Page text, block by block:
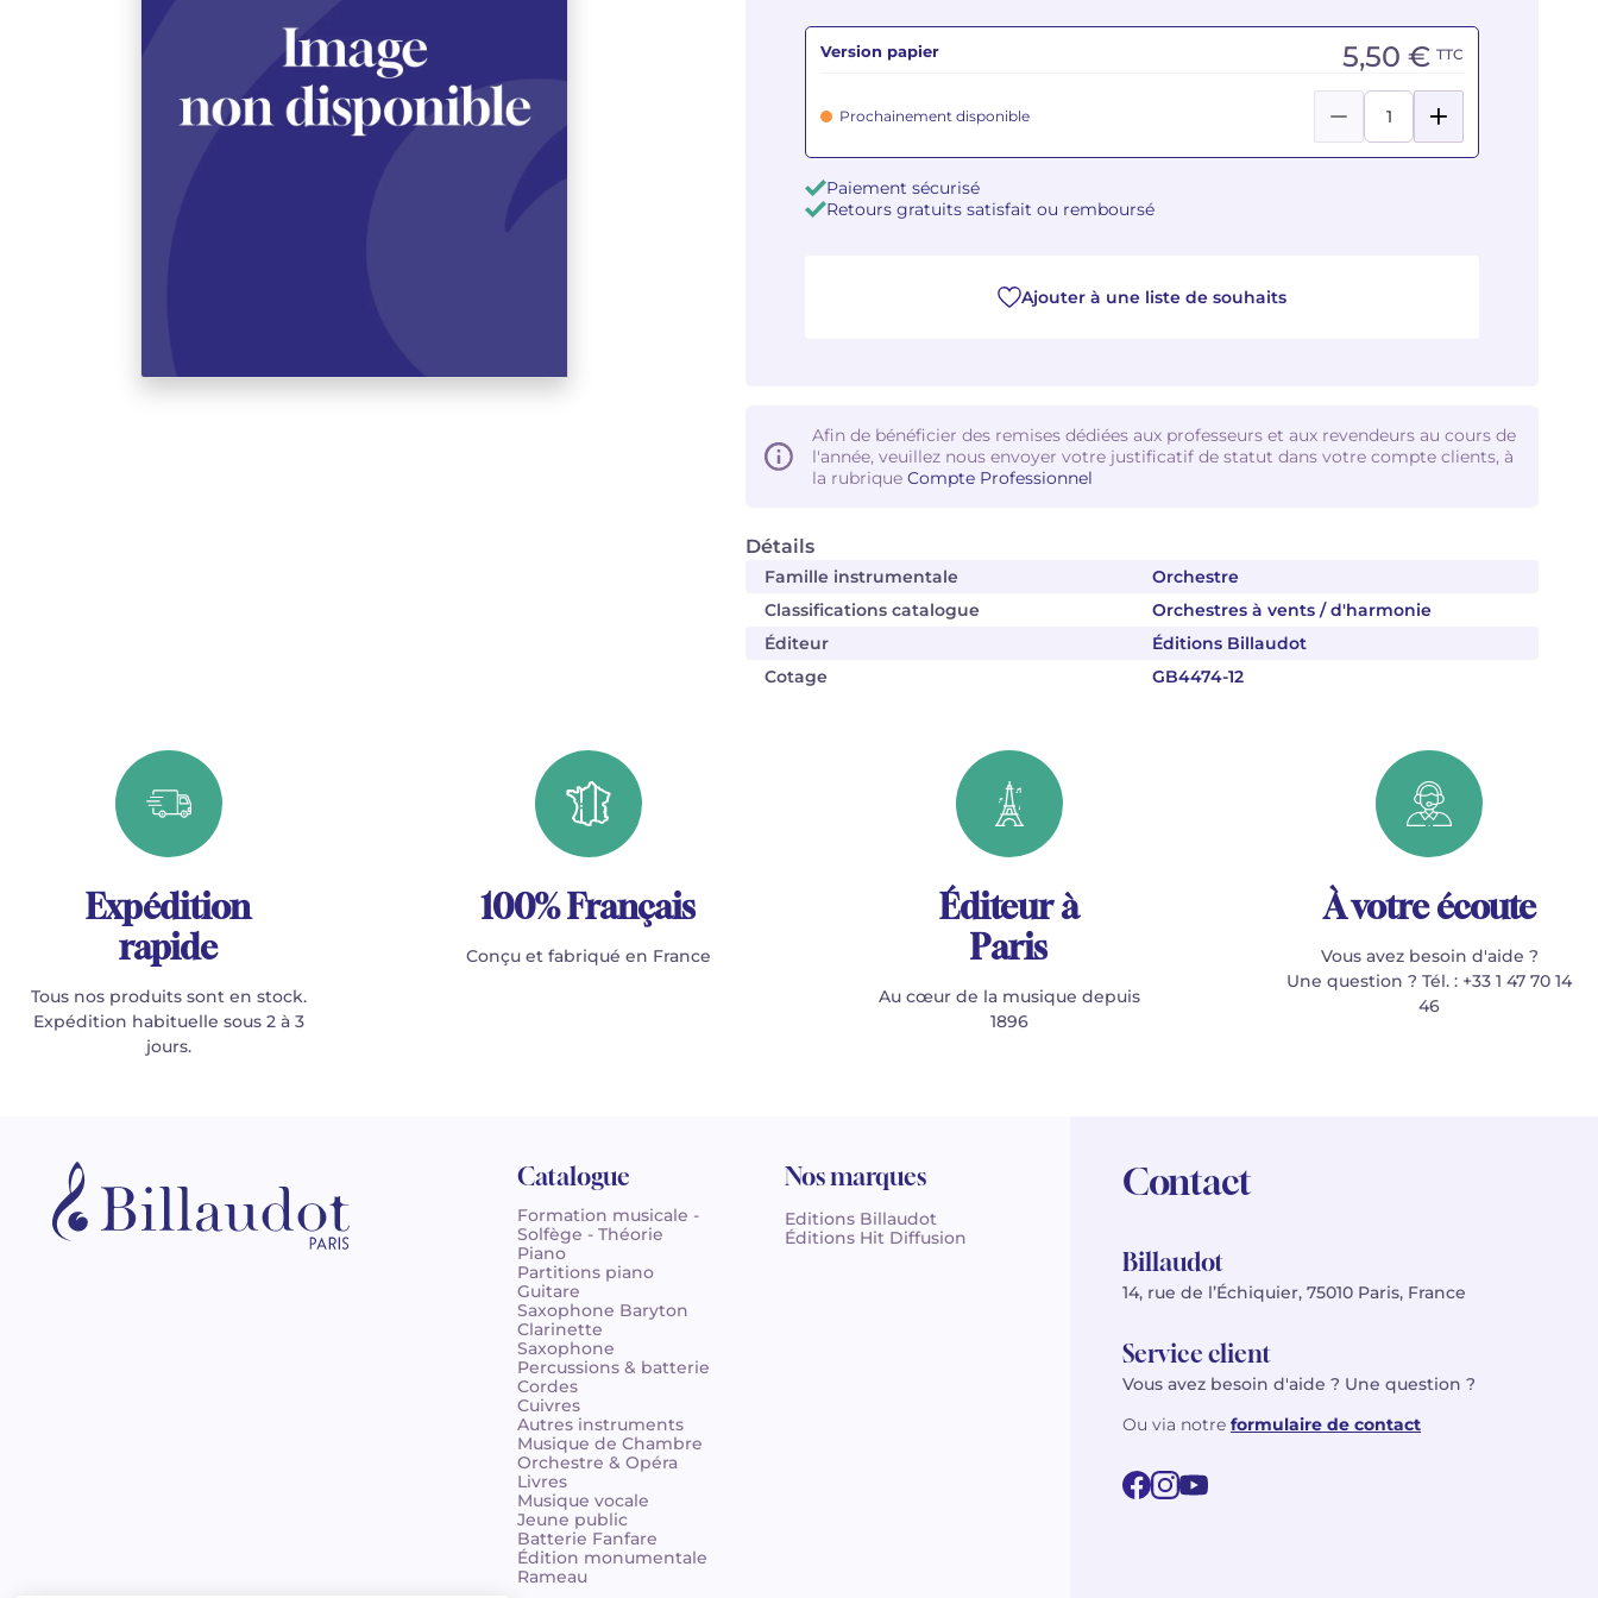
Détails
Famille instrumentale
Orchestre
Classifications catalogue
Orchestres à vents / d'harmonie
Éditeur
Éditions Billaudot
Cotage
GB4474-12
Version papier 5,50 € TTC
Prochainement disponible
Paiement sécurisé
Retours gratuits satisfait ou remboursé
Ajouter à une liste de souhaits
Afin de bénéficier des remises dédiées aux professeurs et aux revendeurs au cours de
l'année, veuillez nous envoyer votre justificatif de statut dans votre compte clients, à
la rubrique Compte Professionnel
Expédition
rapide
Tous nos produits sont en stock.
Expédition habituelle sous 2 à 3
jours.
100% Français
Conçu et fabriqué en France
Éditeur à
Paris
Au cœur de la musique depuis
1896
À votre écoute
Vous avez besoin d'aide ?
Une question ? Tél. : +33 1 47 70 14
46
Catalogue
Formation musicale -
Solfège - Théorie
Piano
Partitions piano
Guitare
Saxophone Baryton
Clarinette
Saxophone
Percussions & batterie
Cordes
Cuivres
Autres instruments
Musique de Chambre
Orchestre & Opéra
Livres
Musique vocale
Jeune public
Batterie Fanfare
Édition monumentale
Rameau
Nos marques
Editions Billaudot
Éditions Hit Diffusion
Contact
Billaudot
14, rue de l’Échiquier, 75010 Paris, France
Service client
Vous avez besoin d'aide ? Une question ?
Ou via notre formulaire de contact